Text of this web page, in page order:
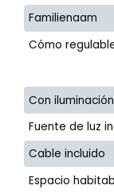
Familienaam
Cómo
Con iluminación
Fuente de luz
Cable incluido
Espacio